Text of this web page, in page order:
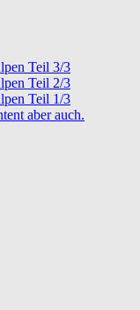
Teil 3/3
Teil 2/3
Teil 1/3
aber auch.